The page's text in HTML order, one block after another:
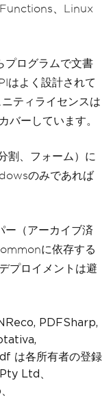
、Linux
プログラムで文書
はよく設計されて
ティライセンスは
バーしています。
割、フォーム）に
のみであれば
（アーカイブ済
に依存する
プロイメントは避
PDFSharp,
は各所有者の登録
Ltd、